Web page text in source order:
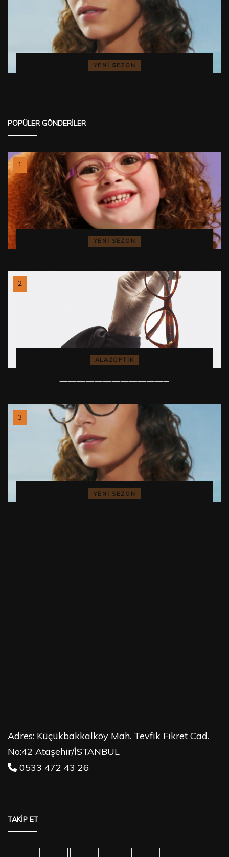
YENI SEZON
POPÜLER GÖNDERILER
YENI SEZON
ALAZOPTİK
————————————–
YENI SEZON
Adres: Küçükbakkalköy Mah. Tevfik Fikret Cad.
No:42 Ataşehir/İSTANBUL
0533 472 43 26
TAKİP ET